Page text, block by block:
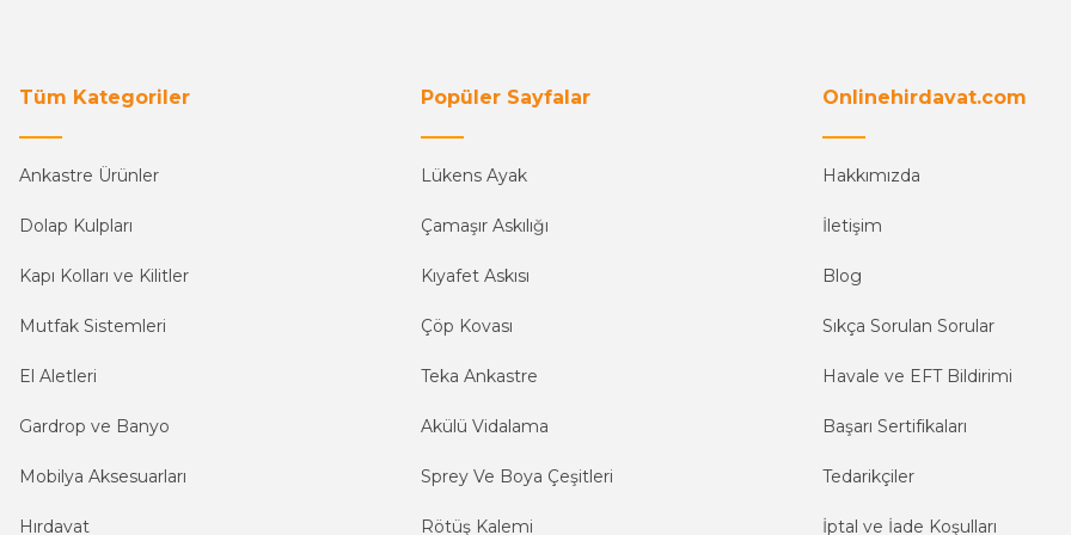
Tüm Kategoriler
Ankastre Ürünler
Dolap Kulpları
Kapı Kolları ve Kilitler
Mutfak Sistemleri
El Aletleri
Gardrop ve Banyo
Mobilya Aksesuarları
Hırdavat
Popüler Sayfalar
Lükens Ayak
Çamaşır Askılığı
Kıyafet Askısı
Çöp Kovası
Teka Ankastre
Akülü Vidalama
Sprey Ve Boya Çeşitleri
Rötüş Kalemi
Onlinehirdavat.com
Hakkımızda
İletişim
Blog
Sıkça Sorulan Sorular
Havale ve EFT Bildirimi
Başarı Sertifikaları
Tedarikçiler
İptal ve İade Koşulları